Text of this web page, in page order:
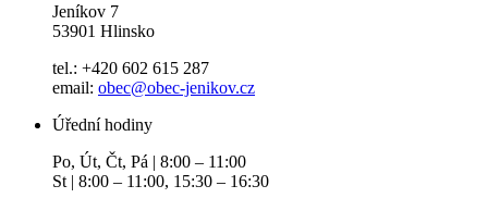
Jeníkov 7
53901 Hlinsko
tel.: +420 602 615 287
email: obec@obec-jenikov.cz
Úřední hodiny
Po, Út, Čt, Pá | 8:00 – 11:00
St | 8:00 – 11:00, 15:30 – 16:30